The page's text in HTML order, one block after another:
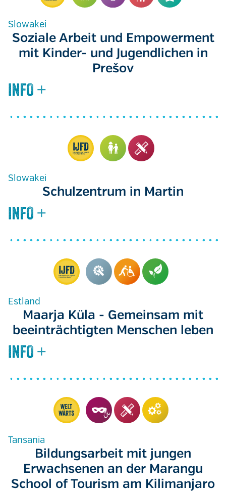
Slowakei
Soziale Arbeit und Empowerment
mit Kinder- und Jugendlichen in
Prešov
Slowakei
Schulzentrum in Martin
Estland
Maarja Küla - Gemeinsam mit
beeinträchtigten Menschen leben
Tansania
Bildungsarbeit mit jungen
Erwachsenen an der Marangu
School of Tourism am Kilimanjaro